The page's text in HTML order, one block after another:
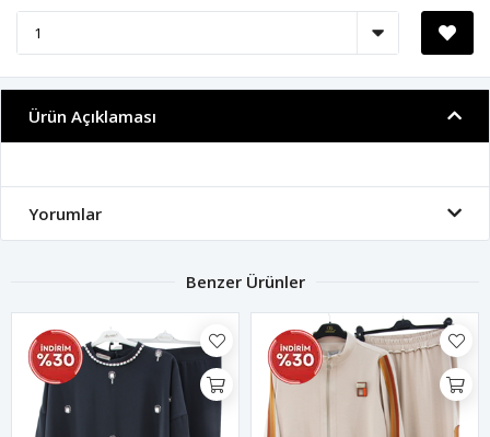
Ürün Açıklaması
Yorumlar
Benzer Ürünler